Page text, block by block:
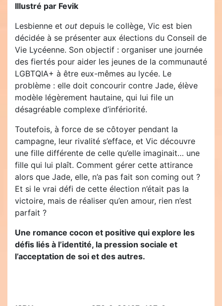
Illustré par Fevik
Lesbienne et out depuis le collège, Vic est bien
décidée à se présenter aux élections du Conseil de
Vie Lycéenne. Son objectif : organiser une journée
des fiertés pour aider les jeunes de la communauté
LGBTQIA+ à être eux-mêmes au lycée. Le
problème : elle doit concourir contre Jade, élève
modèle légèrement hautaine, qui lui file un
désagréable complexe d’infériorité.
Toutefois, à force de se côtoyer pendant la
campagne, leur rivalité s’efface, et Vic découvre
une fille différente de celle qu’elle imaginait… une
fille qui lui plaît. Comment gérer cette attirance
alors que Jade, elle, n’a pas fait son coming out ?
Et si le vrai défi de cette élection n’était pas la
victoire, mais de réaliser qu’en amour, rien n’est
parfait ?
Une romance cocon et positive qui explore les
défis liés à l’identité, la pression sociale et
l’acceptation de soi et des autres.